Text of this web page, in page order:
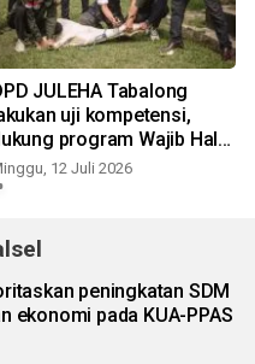
JULEHA Tabalong
uji kompetensi,
program Wajib Halal
12 Juli 2026
peningkatan SDM
ekonomi pada KUA-PPAS